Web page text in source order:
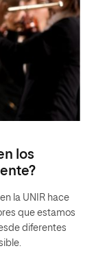
los
la UNIR hace
que estamos
diferentes